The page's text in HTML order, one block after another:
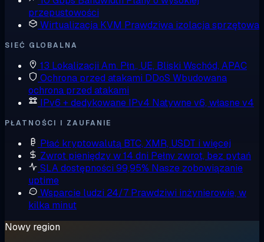
przepustowości
Wirtualizacja KVM Prawdziwa izolacja sprzętowa
SIEĆ GLOBALNA
13 Lokalizacji Am. Płn., UE, Bliski Wschód, APAC
Ochrona przed atakami DDoS Wbudowana
ochrona przed atakami
IPv6 + dedykowane IPv4 Natywne v6, własne v4
PŁATNOŚCI I ZAUFANIE
Płać kryptowalutą BTC, XMR, USDT i więcej
Zwrot pieniędzy w 14 dni Pełny zwrot, bez pytań
SLA dostępności 99,95% Nasze zobowiązanie
uptime
Wsparcie ludzi 24/7 Prawdziwi inżynierowie, w
kilka minut
Nowy region